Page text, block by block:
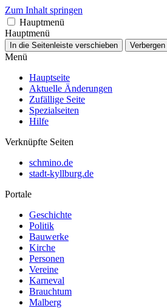
Zum Inhalt springen
Hauptmenü
Hauptmenü
In die Seitenleiste verschieben Verbergen
Menü
Hauptseite
Aktuelle Änderungen
Zufällige Seite
Spezialseiten
Hilfe
Verknüpfte Seiten
schmino.de
stadt-kyllburg.de
Portale
Geschichte
Politik
Bauwerke
Kirche
Personen
Vereine
Karneval
Brauchtum
Malberg